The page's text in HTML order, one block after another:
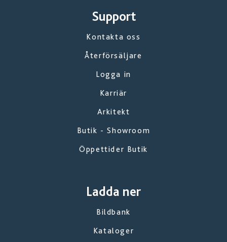
Support
Kontakta oss
Återförsäljare
Logga in
Karriär
Arkitekt
Butik - Showroom
Öppettider Butik
Ladda ner
Bildbank
Kataloger